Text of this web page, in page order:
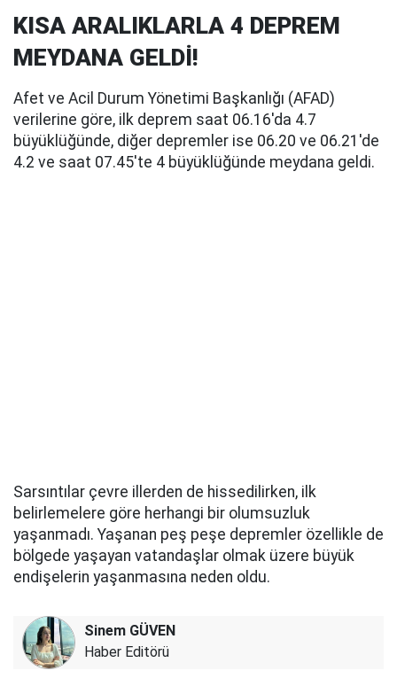
KISA ARALIKLARLA 4 DEPREM
MEYDANA GELDİ!
Afet ve Acil Durum Yönetimi Başkanlığı (AFAD)
verilerine göre, ilk deprem saat 06.16'da 4.7
büyüklüğünde, diğer depremler ise 06.20 ve 06.21'de
4.2 ve saat 07.45'te 4 büyüklüğünde meydana geldi.
Sarsıntılar çevre illerden de hissedilirken, ilk
belirlemelere göre herhangi bir olumsuzluk
yaşanmadı. Yaşanan peş peşe depremler özellikle de
bölgede yaşayan vatandaşlar olmak üzere büyük
endişelerin yaşanmasına neden oldu.
Sinem GÜVEN
Haber Editörü